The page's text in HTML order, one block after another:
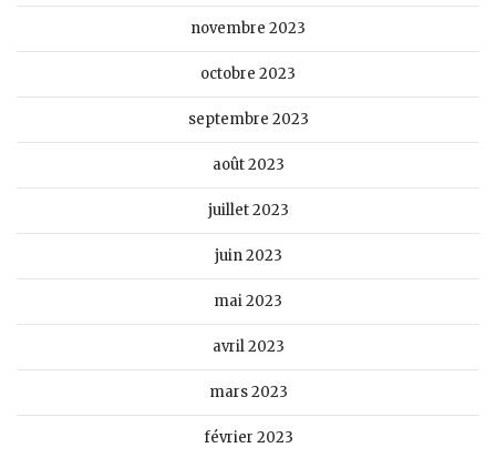
novembre 2023
octobre 2023
septembre 2023
août 2023
juillet 2023
juin 2023
mai 2023
avril 2023
mars 2023
février 2023